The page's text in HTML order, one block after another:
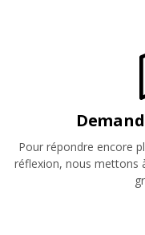
Pour répondre encore
réflexion, nous mettons